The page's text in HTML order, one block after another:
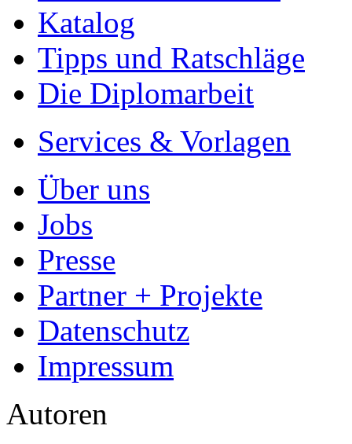
Katalog
Tipps und Ratschläge
Die Diplomarbeit
Services & Vorlagen
Über uns
Jobs
Presse
Partner + Projekte
Datenschutz
Impressum
Autoren